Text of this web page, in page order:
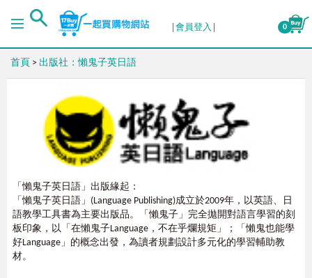
排序
出版日期 (舊→新)
銷售量 (高→低)
銷售量 (低→高)
價格 (高→低)
會員登入 0
首頁 > 出版社：懶鬼子英日語
「懶鬼子英日語」出版緣起：
「懶鬼子英日語」(Language Publishing)成立於2009年，以英語、日
語教學工具書為主要出版品。「懶鬼子」完全拋開對語言學習的刻
板印象，以「在懶鬼子Language，不在乎爛規矩」；「懶鬼也能學
好Language」的概念出發，為讀者規劃設計多元化的學習輔助教
材。